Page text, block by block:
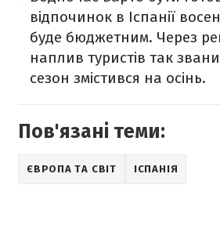
відпочинок в Іспанії
буде бюджетним. Через
наплив туристів так
сезон змістився на осінь.
Пов'язані теми:
ЄВРОПА ТА СВІТ ІСПАНІЯ